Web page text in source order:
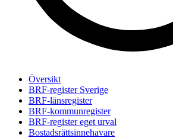
Översikt
BRF-register Sverige
BRF-länsregister
BRF-kommunregister
BRF-register eget urval
Bostadsrättsinnehavare